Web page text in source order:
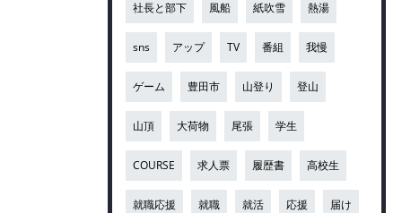
社長と部下 風船 紙吹雪 熱湯
sns アップ TV 番組 我慢
ゲーム 豊田市 山登り 登山
山頂 大荷物 尾張 学生
COURSE 求人票 履歴書 高校生
就職応援 就職 就活 応援 届け